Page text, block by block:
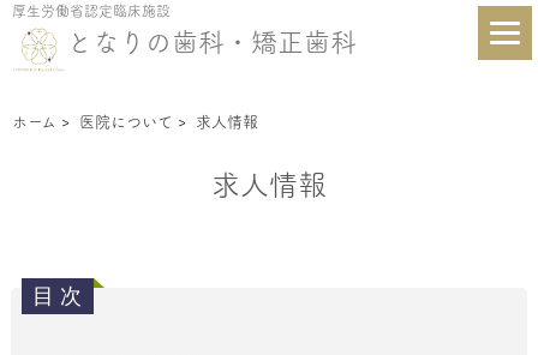
厚生労働省認定臨床施設
となりの歯科・矯正歯科
ホーム > 医院について > 求人情報
求人情報